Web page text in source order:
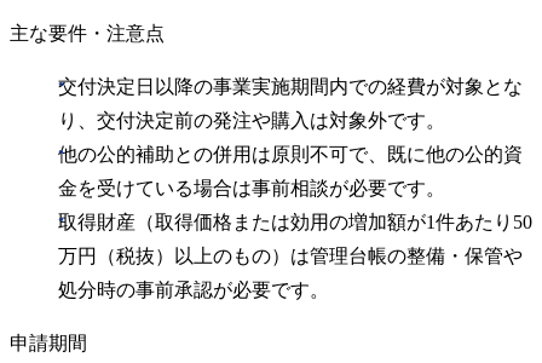
主な要件・注意点
交付決定日以降の事業実施期間内での経費が対象とな
り、交付決定前の発注や購入は対象外です。
他の公的補助との併用は原則不可で、既に他の公的資
金を受けている場合は事前相談が必要です。
取得財産（取得価格または効用の増加額が1件あたり50
万円（税抜）以上のもの）は管理台帳の整備・保管や
処分時の事前承認が必要です。
申請期間